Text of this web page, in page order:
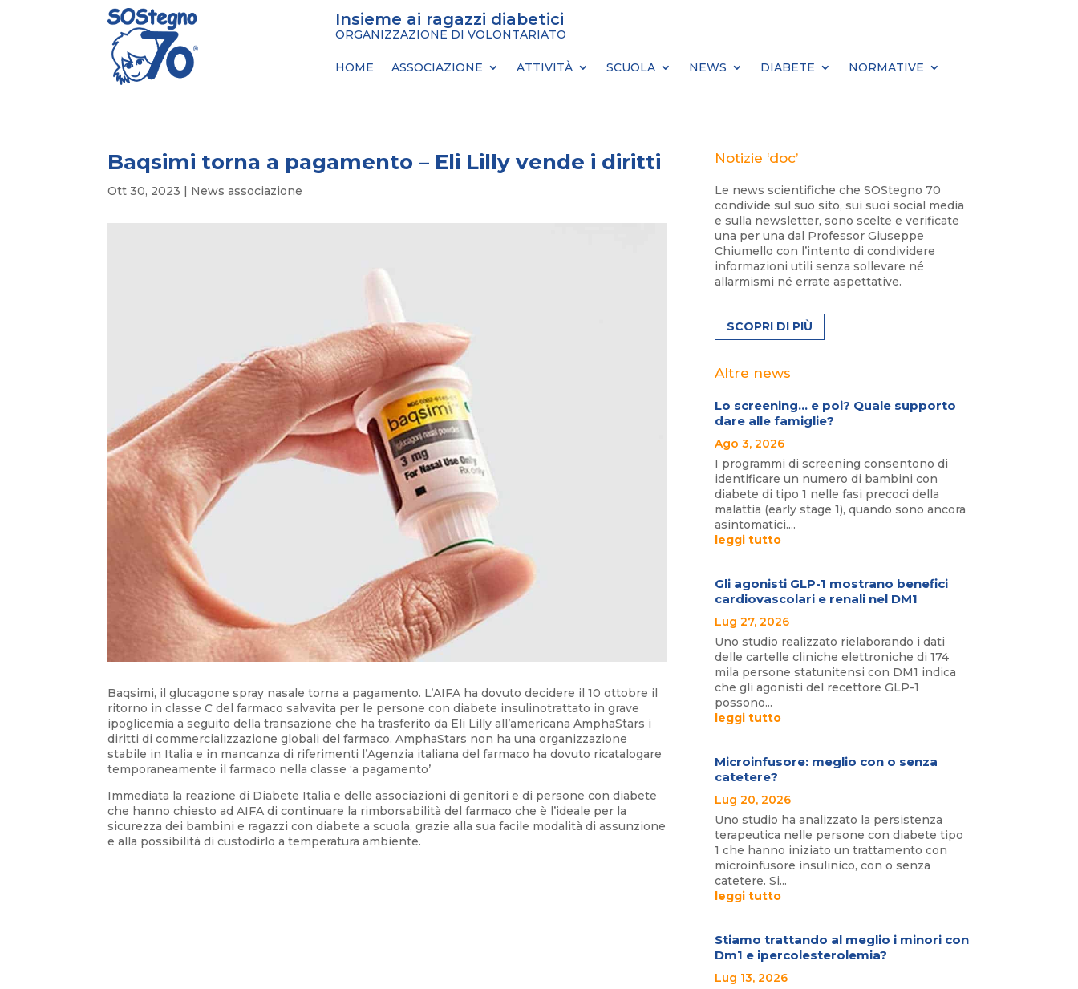
Insieme ai ragazzi diabetici
ORGANIZZAZIONE DI VOLONTARIATO
HOME ASSOCIAZIONE ATTIVITÀ SCUOLA NEWS DIABETE NORMATIVE
Baqsimi torna a pagamento – Eli Lilly vende i diritti
Ott 30, 2023 | News associazione
Baqsimi, il glucagone spray nasale torna a pagamento. L’AIFA ha dovuto decidere il 10 ottobre il
ritorno in classe C del farmaco salvavita per le persone con diabete insulinotrattato in grave
ipoglicemia a seguito della transazione che ha trasferito da Eli Lilly all’americana AmphaStars i
diritti di commercializzazione globali del farmaco. AmphaStars non ha una organizzazione
stabile in Italia e in mancanza di riferimenti l’Agenzia italiana del farmaco ha dovuto ricatalogare
temporaneamente il farmaco nella classe ‘a pagamento’
Immediata la reazione di Diabete Italia e delle associazioni di genitori e di persone con diabete
che hanno chiesto ad AIFA di continuare la rimborsabilità del farmaco che è l’ideale per la
sicurezza dei bambini e ragazzi con diabete a scuola, grazie alla sua facile modalità di assunzione
e alla possibilità di custodirlo a temperatura ambiente.
Notizie ‘doc’
Le news scientifiche che SOStegno 70
condivide sul suo sito, sui suoi social media
e sulla newsletter, sono scelte e verificate
una per una dal Professor Giuseppe
Chiumello con l’intento di condividere
informazioni utili senza sollevare né
allarmismi né errate aspettative.
SCOPRI DI PIÙ
Altre news
Lo screening… e poi? Quale supporto
dare alle famiglie?
Ago 3, 2026
I programmi di screening consentono di
identificare un numero di bambini con
diabete di tipo 1 nelle fasi precoci della
malattia (early stage 1), quando sono ancora
asintomatici....
leggi tutto
Gli agonisti GLP-1 mostrano benefici
cardiovascolari e renali nel DM1
Lug 27, 2026
Uno studio realizzato rielaborando i dati
delle cartelle cliniche elettroniche di 174
mila persone statunitensi con DM1 indica
che gli agonisti del recettore GLP-1
possono...
leggi tutto
Microinfusore: meglio con o senza
catetere?
Lug 20, 2026
Uno studio ha analizzato la persistenza
terapeutica nelle persone con diabete tipo
1 che hanno iniziato un trattamento con
microinfusore insulinico, con o senza
catetere. Si...
leggi tutto
Stiamo trattando al meglio i minori con
Dm1 e ipercolesterolemia?
Lug 13, 2026